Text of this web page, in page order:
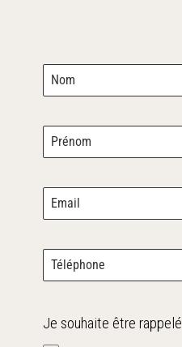
Je souhaite être rappelé